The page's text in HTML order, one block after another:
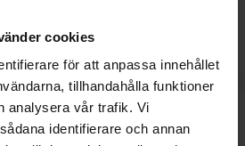
cookies
för att anpassa innehållet
tillhandahålla funktioner
analysera vår trafik. Vi
identifierare och annan
pitivät